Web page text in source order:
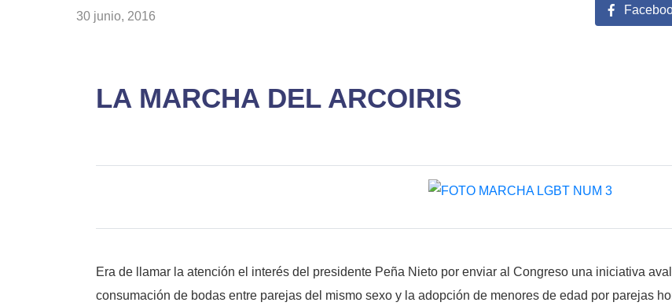
30 junio, 2016
LA MARCHA DEL ARCOIRIS
Era de llamar la atención el interés del presidente Peña Nieto por enviar al Congreso una iniciativa
consumación de bodas entre parejas del mismo sexo y la adopción de menores de edad por parejas